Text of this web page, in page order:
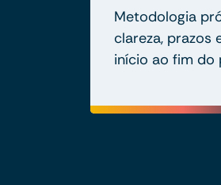
Metodologia
clareza, prazos
início ao fim do